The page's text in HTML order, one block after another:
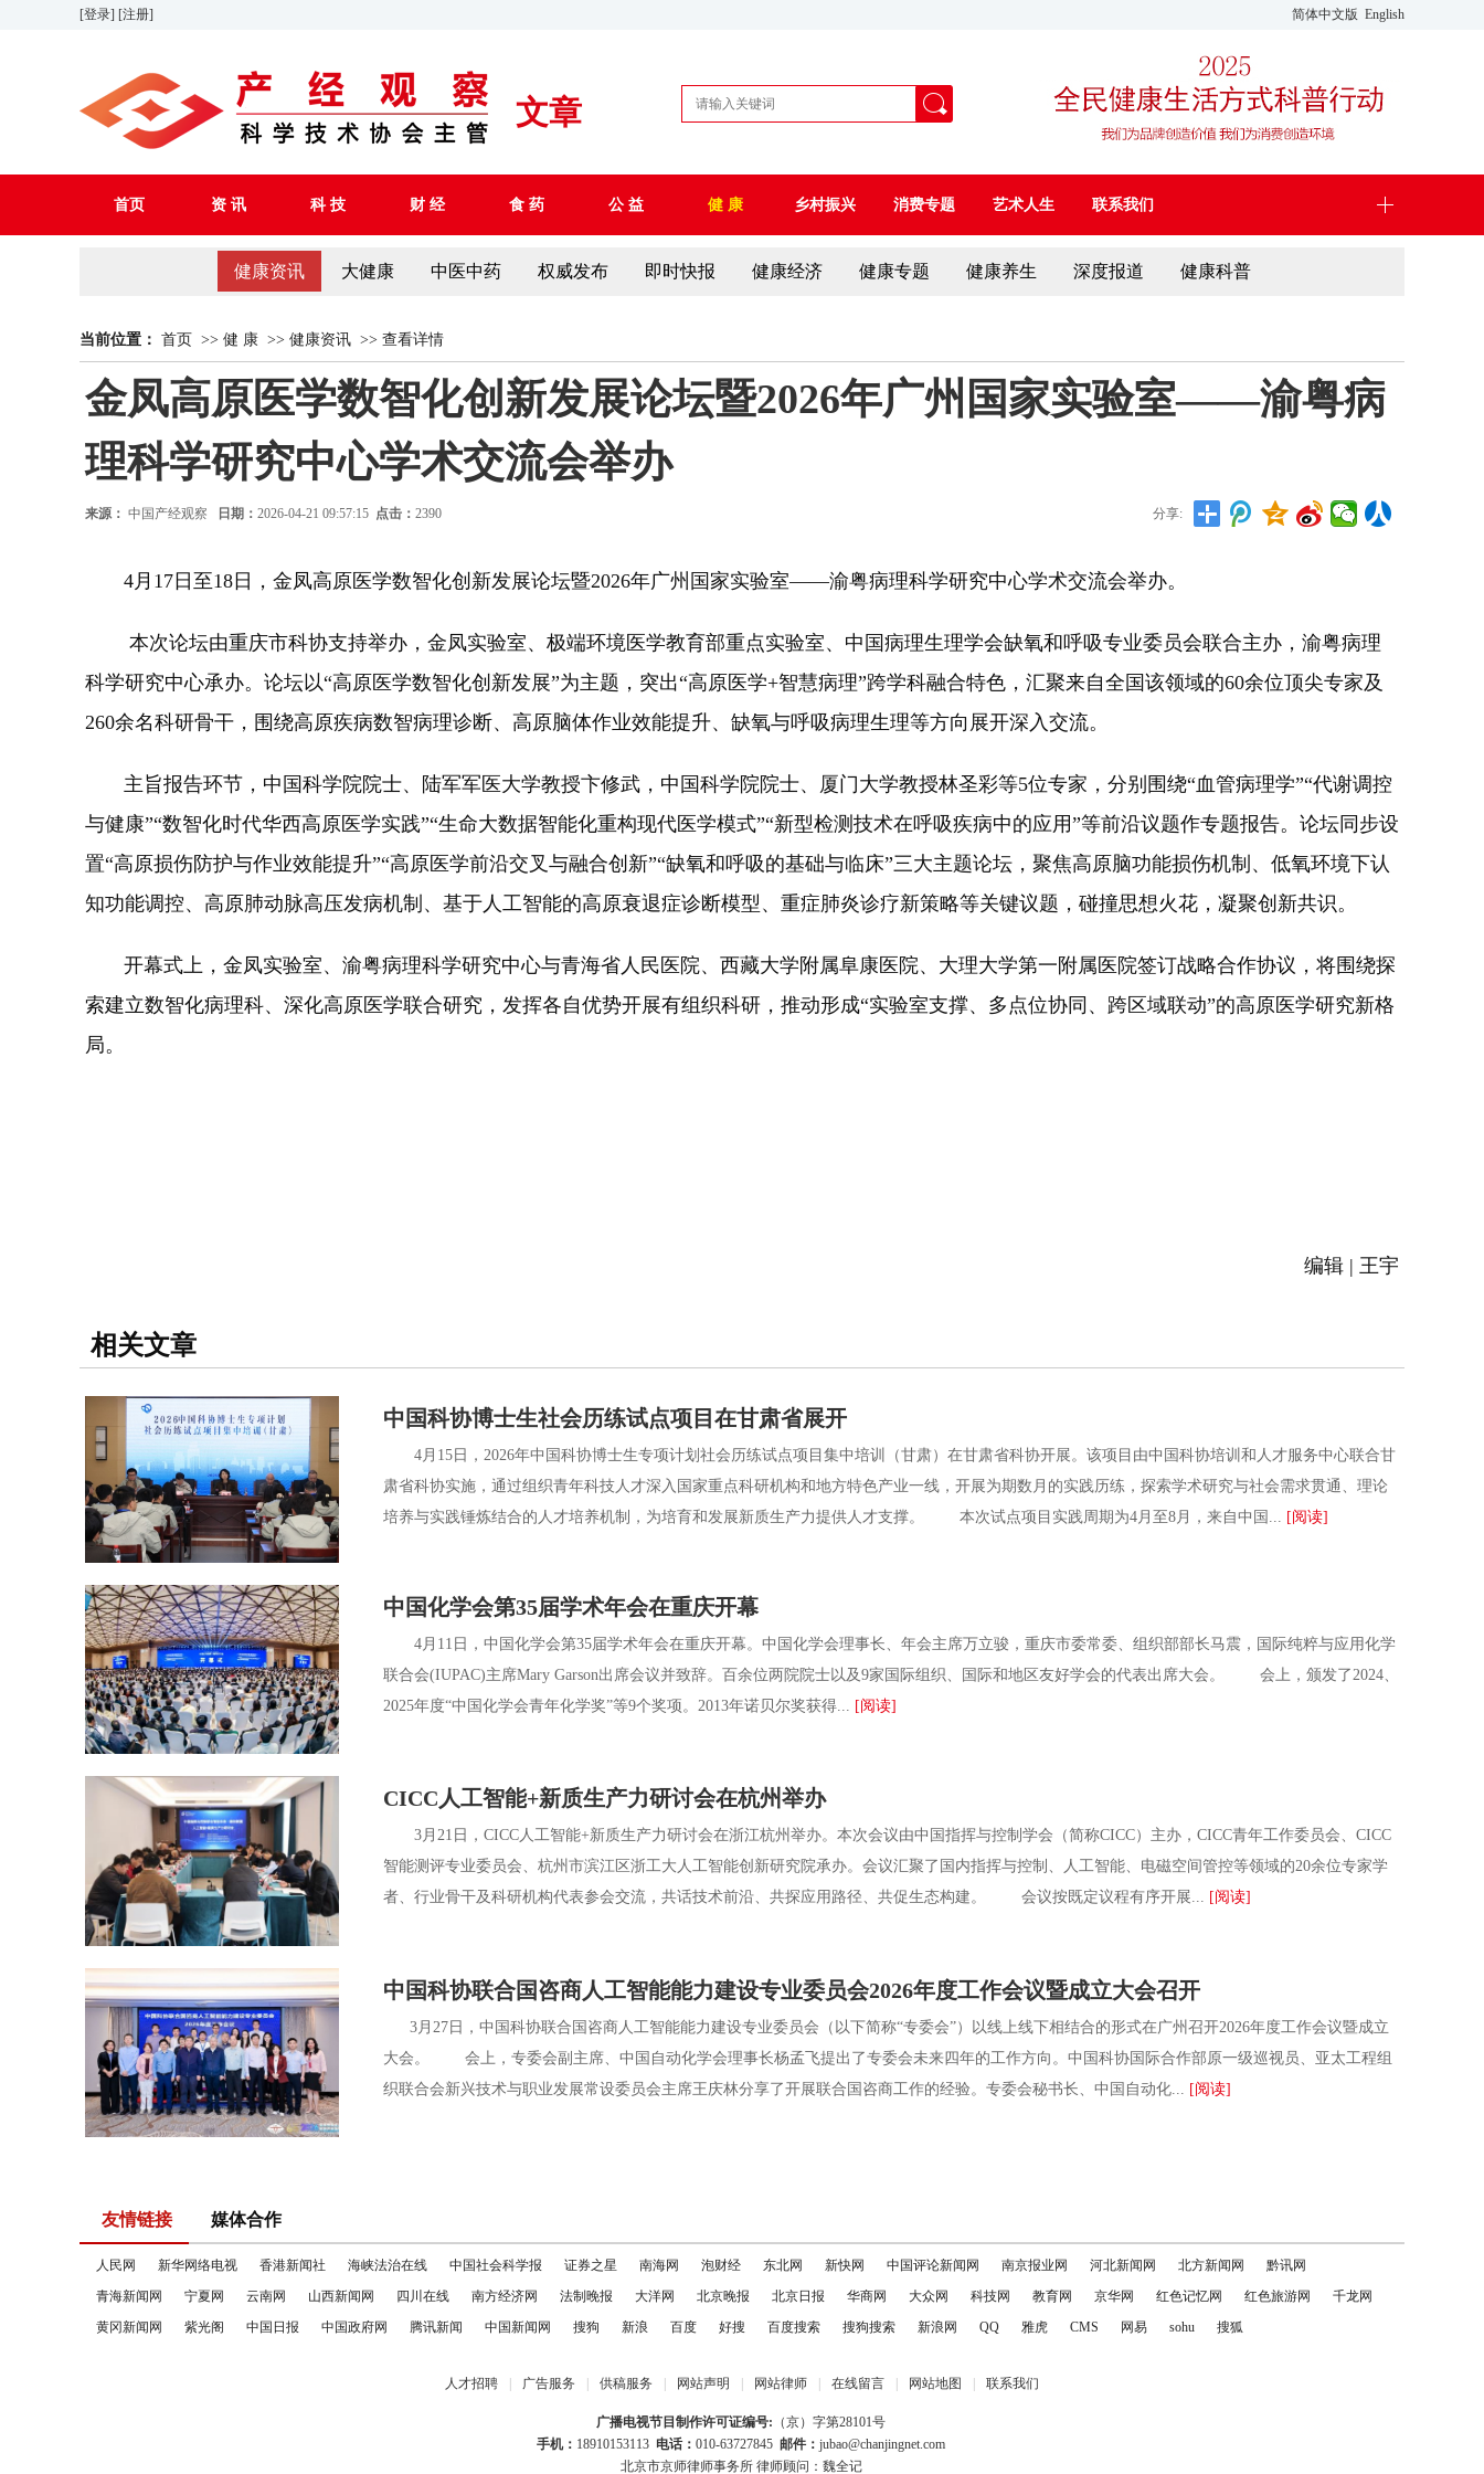
[登录] [注册] 简体中文版 English
文章
首页 资 讯 科 技 财 经 食 药 公 益 健 康 乡村振兴 消费专题 艺术人生 联系我们
健康资讯 大健康 中医中药 权威发布 即时快报 健康经济 健康专题 健康养生 深度报道 健康科普
当前位置： 首页 >> 健 康 >> 健康资讯 >> 查看详情
金凤高原医学数智化创新发展论坛暨2026年广州国家实验室——渝粤病
理科学研究中心学术交流会举办
来源： 中国产经观察 日期： 2026-04-21 09:57:15 点击： 2390 分享:
4月17日至18日，金凤高原医学数智化创新发展论坛暨2026年广州国家实验室——渝粤病理科学研究中心学术交流会举办。
本次论坛由重庆市科协支持举办，金凤实验室、极端环境医学教育部重点实验室、中国病理生理学会缺氧和呼吸专业委员会联合主办，渝粤病理
科学研究中心承办。论坛以“高原医学数智化创新发展”为主题，突出“高原医学+智慧病理”跨学科融合特色，汇聚来自全国该领域的60余位顶尖专家及
260余名科研骨干，围绕高原疾病数智病理诊断、高原脑体作业效能提升、缺氧与呼吸病理生理等方向展开深入交流。
主旨报告环节，中国科学院院士、陆军军医大学教授卞修武，中国科学院院士、厦门大学教授林圣彩等5位专家，分别围绕“血管病理学”“代谢调控
与健康”“数智化时代华西高原医学实践”“生命大数据智能化重构现代医学模式”“新型检测技术在呼吸疾病中的应用”等前沿议题作专题报告。论坛同步设
置“高原损伤防护与作业效能提升”“高原医学前沿交叉与融合创新”“缺氧和呼吸的基础与临床”三大主题论坛，聚焦高原脑功能损伤机制、低氧环境下认
知功能调控、高原肺动脉高压发病机制、基于人工智能的高原衰退症诊断模型、重症肺炎诊疗新策略等关键议题，碰撞思想火花，凝聚创新共识。
开幕式上，金凤实验室、渝粤病理科学研究中心与青海省人民医院、西藏大学附属阜康医院、大理大学第一附属医院签订战略合作协议，将围绕探
索建立数智化病理科、深化高原医学联合研究，发挥各自优势开展有组织科研，推动形成“实验室支撑、多点位协同、跨区域联动”的高原医学研究新格
局。
编辑 | 王宇
相关文章
中国科协博士生社会历练试点项目在甘肃省展开
4月15日，2026年中国科协博士生专项计划社会历练试点项目集中培训（甘肃）在甘肃省科协开展。该项目由中国科协培训和人才服务中心联合甘
肃省科协实施，通过组织青年科技人才深入国家重点科研机构和地方特色产业一线，开展为期数月的实践历练，探索学术研究与社会需求贯通、理论
培养与实践锤炼结合的人才培养机制，为培育和发展新质生产力提供人才支撑。 本次试点项目实践周期为4月至8月，来自中国... [阅读]
中国化学会第35届学术年会在重庆开幕
4月11日，中国化学会第35届学术年会在重庆开幕。中国化学会理事长、年会主席万立骏，重庆市委常委、组织部部长马震，国际纯粹与应用化学
联合会(IUPAC)主席Mary Garson出席会议并致辞。百余位两院院士以及9家国际组织、国际和地区友好学会的代表出席大会。 会上，颁发了2024、
2025年度“中国化学会青年化学奖”等9个奖项。2013年诺贝尔奖获得... [阅读]
CICC人工智能+新质生产力研讨会在杭州举办
3月21日，CICC人工智能+新质生产力研讨会在浙江杭州举办。本次会议由中国指挥与控制学会（简称CICC）主办，CICC青年工作委员会、CICC
智能测评专业委员会、杭州市滨江区浙工大人工智能创新研究院承办。会议汇聚了国内指挥与控制、人工智能、电磁空间管控等领域的20余位专家学
者、行业骨干及科研机构代表参会交流，共话技术前沿、共探应用路径、共促生态构建。 会议按既定议程有序开展... [阅读]
中国科协联合国咨商人工智能能力建设专业委员会2026年度工作会议暨成立大会召开
3月27日，中国科协联合国咨商人工智能能力建设专业委员会（以下简称“专委会”）以线上线下相结合的形式在广州召开2026年度工作会议暨成立
大会。 会上，专委会副主席、中国自动化学会理事长杨孟飞提出了专委会未来四年的工作方向。中国科协国际合作部原一级巡视员、亚太工程组
织联合会新兴技术与职业发展常设委员会主席王庆林分享了开展联合国咨商工作的经验。专委会秘书长、中国自动化... [阅读]
友情链接 媒体合作
人民网 新华网络电视 香港新闻社 海峡法治在线 中国社会科学报 证券之星 南海网 泡财经 东北网 新快网 中国评论新闻网 南京报业网 河北新闻网 北方新闻网
黔讯网
青海新闻网
宁夏网 云南网 山西新闻网 四川在线 南方经济网 法制晚报 大洋网 北京晚报 北京日报 华商网 大众网 科技网 教育网 京华网 红色记忆网 红色旅游网
千龙网
黄冈新闻网
紫光阁 中国日报 中国政府网 腾讯新闻 中国新闻网 搜狗 新浪 百度 好搜 百度搜索 搜狗搜索 新浪网 QQ 雅虎 CMS 网易 sohu 搜狐
人才招聘 | 广告服务 | 供稿服务 | 网站声明 | 网站律师 | 在线留言 | 网站地图 | 联系我们
广播电视节目制作许可证编号: （京）字第28101号
手机： 18910153113 电话： 010-63727845 邮件： jubao@chanjingnet.com
北京市京师律师事务所 律师顾问：魏全记